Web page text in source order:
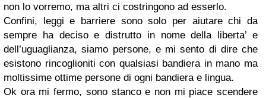
non lo vorremo, ma altri ci costringono ad esserlo.
Confini, leggi e barriere sono solo per aiutare chi da
sempre ha deciso e distrutto in nome della liberta’ e
dell’uguaglianza, siamo persone, e mi sento di dire che
esistono rincoglioniti con qualsiasi bandiera in mano ma
moltissime ottime persone di ogni bandiera e lingua.
Ok ora mi fermo, sono stanco e non mi piace scendere